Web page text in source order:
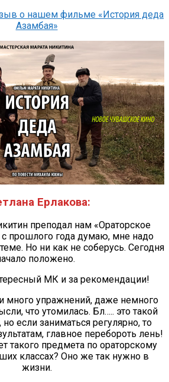
о нашем фильме «История деда
Азамбая»
Ерлакова:
преподал нам «Ораторское
с прошлого года думаю, мне надо
Но ни как не соберусь. Сегодня
положено.
МК и за рекомендации!
много упражнений, даже немного
что утомилась. Бл….. это такой
если заниматься регулярно, то
главное перебороть лень!
такого предмета по ораторскому
классах? Оно же так нужно в
жизни.